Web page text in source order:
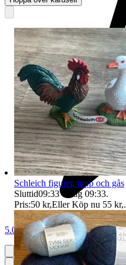
5.0
Schleich figurer, tupp och gås
Sluttid09:33 8 aug 09:33.
Pris:50 kr,Eller Köp nu 55 kr,.